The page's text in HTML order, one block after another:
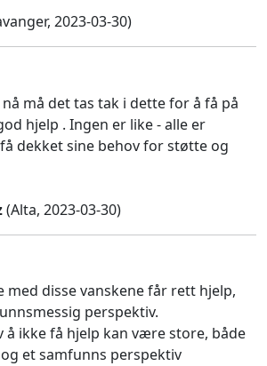
2023-03-30)
må det tas tak i dette for å få på
hjelp . Ingen er like - alle er
dekket sine behov for støtte og
(Alta, 2023-03-30)
med disse vanskene får rett hjelp,
perspektiv.
å ikke få hjelp kan være store, både
et samfunns perspektiv